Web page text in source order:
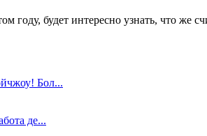
году, будет интересно узнать, что же
Бол...
де...